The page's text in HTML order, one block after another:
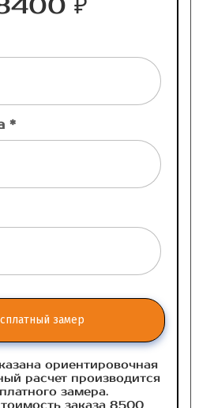
₽
*
замер
ориентировочная
расчет производится
замера.
заказа 8500